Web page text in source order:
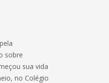
sobre
sua vida
no Colégio